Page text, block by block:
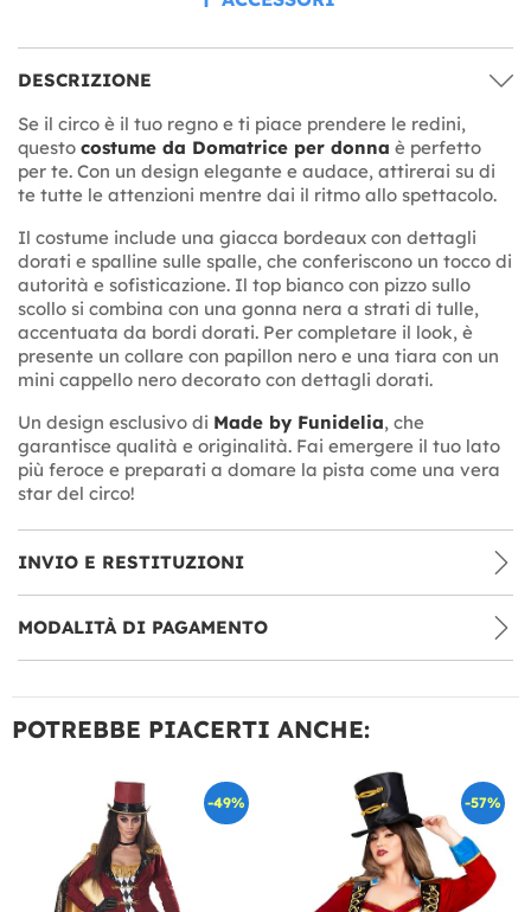
DESCRIZIONE
Se il circo è il tuo regno e ti piace prendere le redini,
questo costume da Domatrice per donna è perfetto
per te. Con un design elegante e audace, attirerai su di
te tutte le attenzioni mentre dai il ritmo allo spettacolo.
Il costume include una giacca bordeaux con dettagli
dorati e spalline sulle spalle, che conferiscono un tocco di
autorità e sofisticazione. Il top bianco con pizzo sullo
scollo si combina con una gonna nera a strati di tulle,
accentuata da bordi dorati. Per completare il look, è
presente un collare con papillon nero e una tiara con un
mini cappello nero decorato con dettagli dorati.
Un design esclusivo di Made by Funidelia, che
garantisce qualità e originalità. Fai emergere il tuo lato
più feroce e preparati a domare la pista come una vera
star del circo!
INVIO E RESTITUZIONI
MODALITÀ DI PAGAMENTO
POTREBBE PIACERTI ANCHE:
-49% -57%